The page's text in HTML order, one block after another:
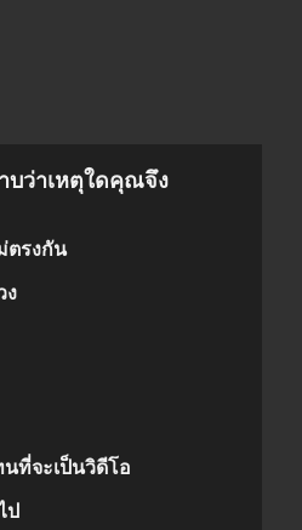
บว่าเหตุใดคุณจึง
ตรงกัน
ง
ที่จะเป็นวิดีโอ
ป